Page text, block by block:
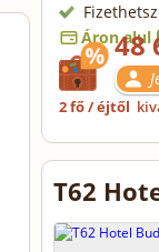
Áron alul
48
2 fő / éjtől
T62